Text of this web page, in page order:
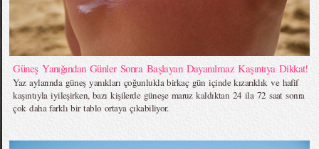
Güneş Yanığından Günler Sonra Başlayan Dayanılmaz Kaşıntıya Dikkat!
Yaz aylarında güneş yanıkları çoğunlukla birkaç gün içinde kızarıklık ve hafif
kaşıntıyla iyileşirken, bazı kişilerde güneşe maruz kaldıktan 24 ila 72 saat sonra
çok daha farklı bir tablo ortaya çıkabiliyor.